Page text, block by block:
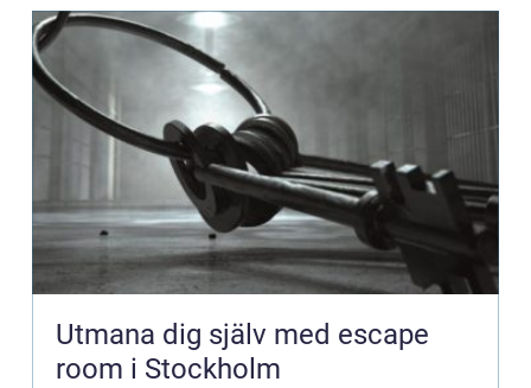
Utmana dig själv med escape
room i Stockholm